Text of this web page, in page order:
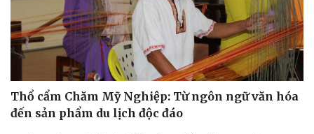
Thổ cẩm Chăm Mỹ Nghiệp: Từ ngôn ngữ văn hóa
đến sản phẩm du lịch độc đáo